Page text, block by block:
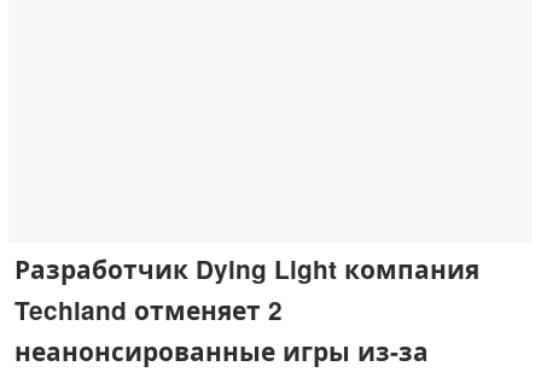
Разработчик Dying Light компания
Techland отменяет 2
неанонсированные игры из-за